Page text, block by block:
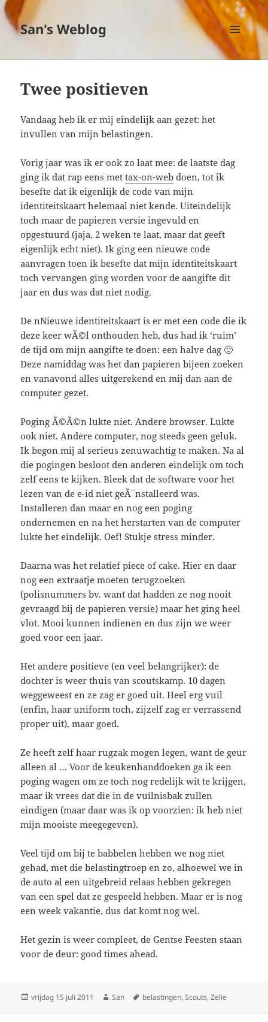
San's Weblog
MENU
EN
Twee positieven
Vandaag heb ik er mij eindelijk aan gezet: het
invullen van mijn belastingen.
Vorig jaar was ik er ook zo laat mee: de laatste dag
ging ik dat rap eens mettax-on-web doen, tot ik
besefte dat ik eigenlijk de code van mijn
identiteitskaart helemaal niet kende. Uiteindelijk
toch maar de papieren versie ingevuld en
opgestuurd (jaja, 2 weken te laat, maar dat geeft
eigenlijk echt niet). Ik ging een nieuwe code
aanvragen toen ik besefte dat mijn identiteitskaart
toch vervangen ging worden voor de aangifte dit
jaar en dus was dat niet nodig.
De nNieuwe identiteitskaart is er met een code die ik
deze keer wÃ©l onthouden heb, dus had ik ‘ruim’
de tijd om mijn aangifte te doen: een halve dag 🙂
Deze namiddag was het dan papieren bijeen zoeken
en vanavond alles uitgerekend en mij dan aan de
computer gezet.
Poging Ã©Ã©n lukte niet. Andere browser. Lukte
ook niet. Andere computer, nog steeds geen geluk.
Ik begon mij al serieus zenuwachtig te maken. Na al
die pogingen besloot den anderen eindelijk om toch
zelf eens te kijken. Bleek dat de software voor het
lezen van de e-id niet geÃ¯nstalleerd was.
Installeren dan maar en nog een poging
ondernemen en na het herstarten van de computer
lukte het eindelijk. Oef! Stukje stress minder.
Daarna was het relatief piece of cake. Hier en daar
nog een extraatje moeten terugzoeken
(polisnummers bv. want dat hadden ze nog nooit
gevraagd bij de papieren versie) maar het ging heel
vlot. Mooi kunnen indienen en dus zijn we weer
goed voor een jaar.
Het andere positieve (en veel belangrijker): de
dochter is weer thuis van scoutskamp. 10 dagen
weggeweest en ze zag er goed uit. Heel erg vuil
(enfin, haar uniform toch, zijzelf zag er verrassend
proper uit), maar goed.
Ze heeft zelf haar rugzak mogen legen, want de geur
alleen al … Voor de keukenhanddoeken ga ik een
poging wagen om ze toch nog redelijk wit te krijgen,
maar ik vrees dat die in de vuilnisbak zullen
eindigen (maar daar was ik op voorzien: ik heb niet
mijn mooiste meegegeven).
Veel tijd om bij te babbelen hebben we nog niet
gehad, met die belastingtroep en zo, alhoewel we in
de auto al een uitgebreid relaas hebben gekregen
van een spel dat ze gespeeld hebben. Maar er is nog
een week vakantie, dus dat komt nog wel.
Het gezin is weer compleet, de Gentse Feesten staan
voor de deur: good times ahead.
Geplaatst
vrijdag 15 juli 2011 Auteur
San Tags
belastingen,Scouts,Zelie